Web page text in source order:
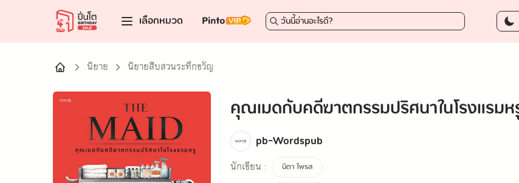
เลือกหมวด 273.75
นิยาย นิยายสืบสวนระทึกขวัญ
คุณเมดกับคดีฆาตกรรมปริศนาในโรงแรม
pb-Wordspub
นักเขียน : นิตา โพรส